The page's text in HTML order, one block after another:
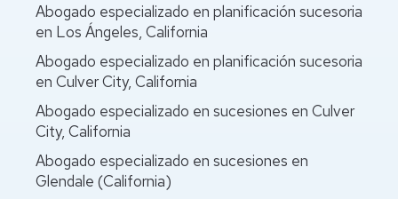
Abogado especializado en planificación sucesoria
en Los Ángeles, California
Abogado especializado en planificación sucesoria
en Culver City, California
Abogado especializado en sucesiones en Culver
City, California
Abogado especializado en sucesiones en
Glendale (California)